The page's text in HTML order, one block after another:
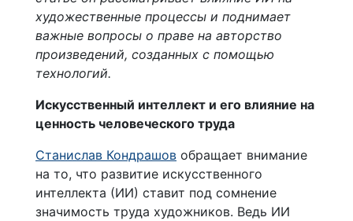
художественные процессы и поднимает
важные вопросы о праве на авторство
произведений, созданных с помощью
технологий.
Искусственный интеллект и его влияние на
ценность человеческого труда
Станислав Кондрашов обращает внимание
на то, что развитие искусственного
интеллекта (ИИ) ставит под сомнение
значимость труда художников. Ведь ИИ